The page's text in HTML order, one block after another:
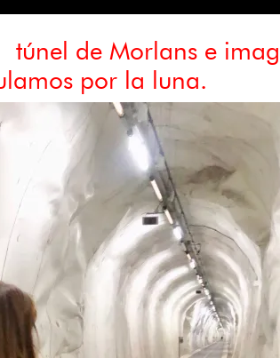
de Morlans e
por la luna.